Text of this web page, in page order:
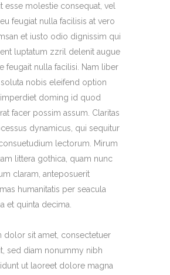
esse molestie consequat, vel
feugiat nulla facilisis at vero
et iusto odio dignissim qui
luptatum zzril delenit augue
feugait nulla facilisi. Nam liber
nobis eleifend option
doming id quod
facer possim assum. Claritas
dynamicus, qui sequitur
lectorum. Mirum
littera gothica, quam nunc
claram, anteposuerit
humanitatis per seacula
et quinta decima.
dolor sit amet, consectetuer
sed diam nonummy nibh
ut laoreet dolore magna